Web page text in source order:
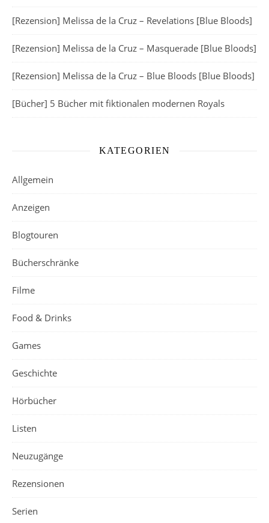
[Rezension] Melissa de la Cruz – Revelations [Blue Bloods]
[Rezension] Melissa de la Cruz – Masquerade [Blue Bloods]
[Rezension] Melissa de la Cruz – Blue Bloods [Blue Bloods]
[Bücher] 5 Bücher mit fiktionalen modernen Royals
KATEGORIEN
Allgemein
Anzeigen
Blogtouren
Bücherschränke
Filme
Food & Drinks
Games
Geschichte
Hörbücher
Listen
Neuzugänge
Rezensionen
Serien